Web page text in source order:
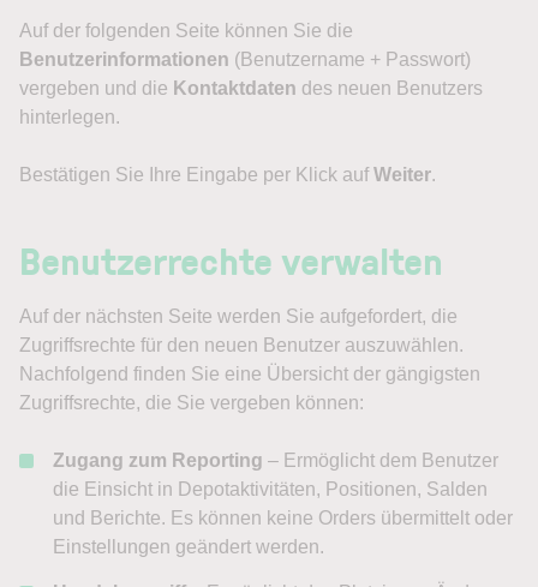
Auf der folgenden Seite können Sie die
Benutzerinformationen (Benutzername + Passwort)
vergeben und die Kontaktdaten des neuen Benutzers
hinterlegen.
Bestätigen Sie Ihre Eingabe per Klick aufWeiter.
Benutzerrechte verwalten
Auf der nächsten Seite werden Sie aufgefordert, die
Zugriffsrechte für den neuen Benutzer auszuwählen.
Nachfolgend finden Sie eine Übersicht der gängigsten
Zugriffsrechte, die Sie vergeben können:
Zugang zum Reporting – Ermöglicht dem Benutzer
die Einsicht in Depotaktivitäten, Positionen, Salden
und Berichte. Es können keine Orders übermittelt oder
Einstellungen geändert werden.